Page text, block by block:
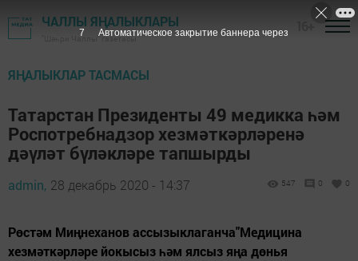
ЧАЛЛЫ ЯҢАЛЫКЛАРЫ
"Шәһри Чаллы" газетасы
ЯҢАЛЫКЛАР ТАСМАСЫ
Татарстан Президенты 49 медикка һәм
Роспотребнадзор хезмәткәрләренә
дәүләт бүләкләре тапшырды
admin, 28 декабрь 2020 - 14:37 547 0 0
Рөстәм Миңнеханов ассызыклаганча"Медицина
хезмәткәрләре йокысыз һәм ялсыз яңа дөнья
6 Автоматическое закрытие баннера через